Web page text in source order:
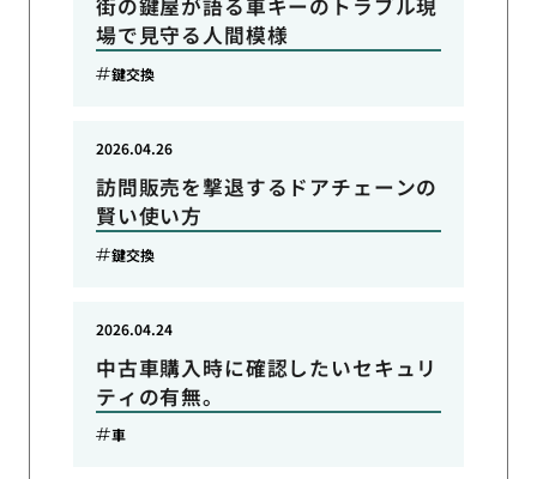
街の鍵屋が語る車キーのトラブル現
場で見守る人間模様
鍵交換
訪問販売を撃退するドアチェーンの
賢い使い方
2026.04.26
鍵交換
中古車購入時に確認したいセキュリ
ティの有無。
2026.04.24
車